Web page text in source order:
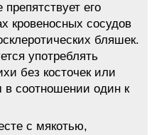
его
кровеносных сосудов
бляшек.
употреблять
без косточек или
в соотношении один к
с мякотью,